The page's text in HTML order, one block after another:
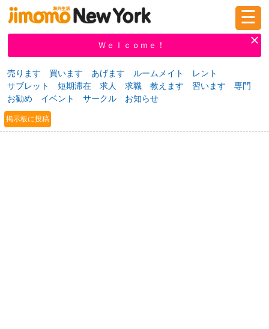
新規登録
掲示板 教えて！
☰
Ｗｅｌｃｏｍｅ！
売ります 買います あげます ルームメイト
レント
サブレット
短期滞在 求人 求職 教えます 習います
専門
お勧め
イベント サークル お知らせ
掲示板に投稿